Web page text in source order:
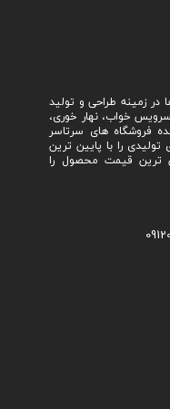
در زمینه طراحی و تولید
خواب، نهار خوری،
فروشگاه های سرتاسر
را با پایین ترین
ترین قیمت محصول را